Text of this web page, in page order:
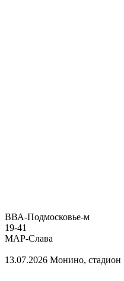
ВВА-Подмосковье-м
19-41
МАР-Слава
13.07.2026 Монино,